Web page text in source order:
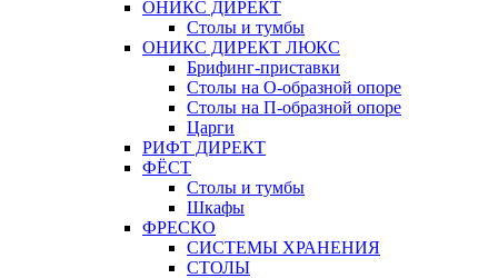
ОНИКС ДИРЕКТ
Столы и тумбы
ОНИКС ДИРЕКТ ЛЮКС
Брифинг-приставки
Столы на О-образной опоре
Столы на П-образной опоре
Царги
РИФТ ДИРЕКТ
ФЁСТ
Столы и тумбы
Шкафы
ФРЕСКО
СИСТЕМЫ ХРАНЕНИЯ
СТОЛЫ